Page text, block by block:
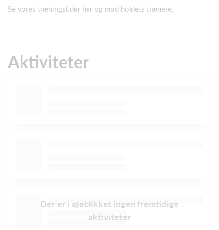
Se vores træningstider her og mød holdets trænere.
Aktiviteter
Der er i øjeblikket ingen fremtidige
aktiviteter